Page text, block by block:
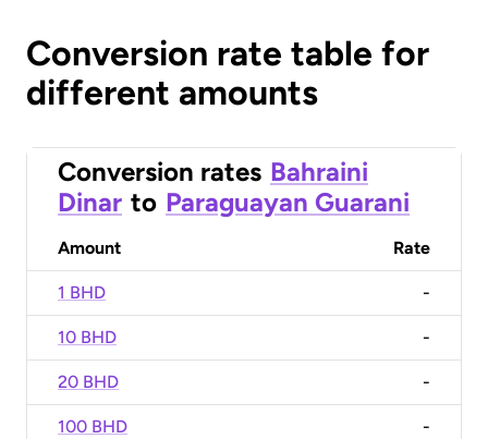
Conversion rate table for
different amounts
Conversion rates Bahraini
Dinar to Paraguayan Guarani
Amount Rate
1 BHD -
10 BHD -
20 BHD -
100 BHD -